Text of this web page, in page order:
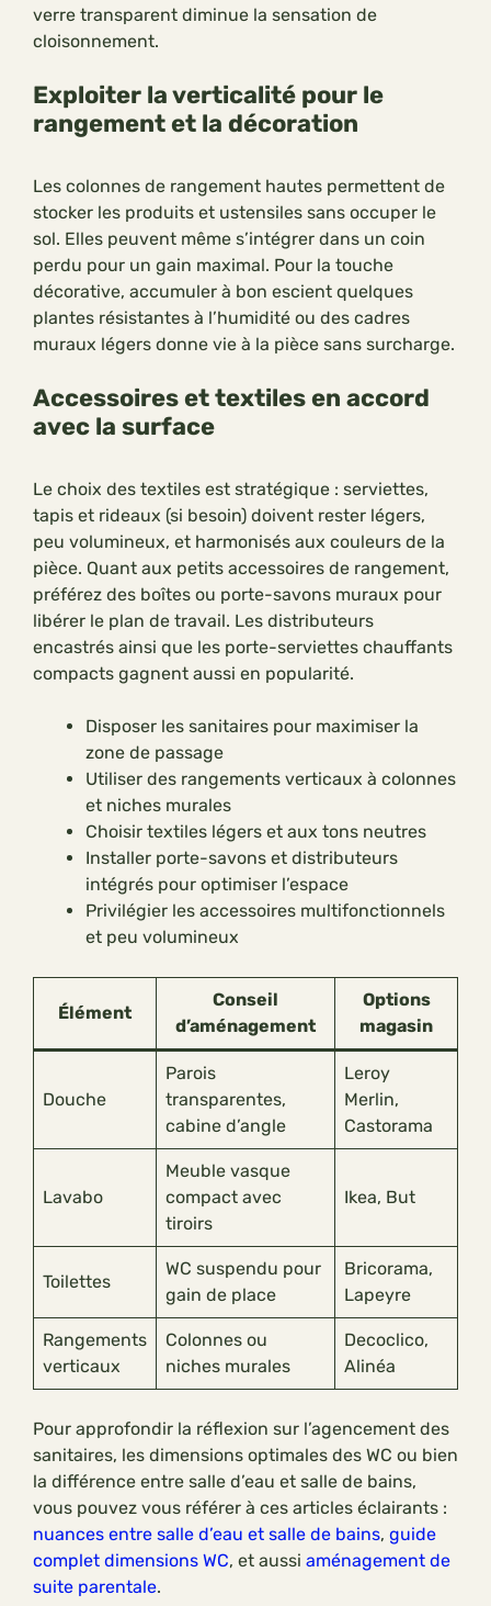
verre transparent diminue la sensation de
cloisonnement.
Exploiter la verticalité pour le
rangement et la décoration
Les colonnes de rangement hautes permettent de
stocker les produits et ustensiles sans occuper le
sol. Elles peuvent même s’intégrer dans un coin
perdu pour un gain maximal. Pour la touche
décorative, accumuler à bon escient quelques
plantes résistantes à l’humidité ou des cadres
muraux légers donne vie à la pièce sans surcharge.
Accessoires et textiles en accord
avec la surface
Le choix des textiles est stratégique : serviettes,
tapis et rideaux (si besoin) doivent rester légers,
peu volumineux, et harmonisés aux couleurs de la
pièce. Quant aux petits accessoires de rangement,
préférez des boîtes ou porte-savons muraux pour
libérer le plan de travail. Les distributeurs
encastrés ainsi que les porte-serviettes chauffants
compacts gagnent aussi en popularité.
Disposer les sanitaires pour maximiser la
zone de passage
Utiliser des rangements verticaux à colonnes
et niches murales
Choisir textiles légers et aux tons neutres
Installer porte-savons et distributeurs
intégrés pour optimiser l’espace
Privilégier les accessoires multifonctionnels
et peu volumineux
Élément
Conseil
d’aménagement
Options
magasin
Douche
Parois
transparentes,
cabine d’angle
Leroy
Merlin,
Castorama
Lavabo
Meuble vasque
compact avec
tiroirs
Ikea, But
Toilettes
WC suspendu pour
gain de place
Bricorama,
Lapeyre
Rangements
verticaux
Colonnes ou
niches murales
Decoclico,
Alinéa
Pour approfondir la réflexion sur l’agencement des
sanitaires, les dimensions optimales des WC ou bien
la différence entre salle d’eau et salle de bains,
vous pouvez vous référer à ces articles éclairants :
nuances entre salle d’eau et salle de bains, guide
complet dimensions WC, et aussi aménagement de
suite parentale.